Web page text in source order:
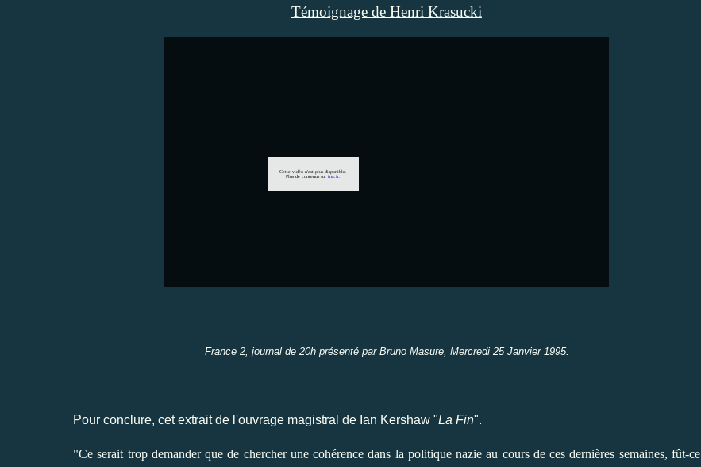
Témoignage de Henri Krasucki
France 2, journal de 20h présenté par Bruno Masure, Mercredi 25 Janvier 1995.
Pour conclure, cet extrait de l'ouvrage magistral de Ian Kershaw "La Fin".
"Ce serait trop demander que de chercher une cohérence dans la politique nazie au cours de ces dernières semaines, fût-ce